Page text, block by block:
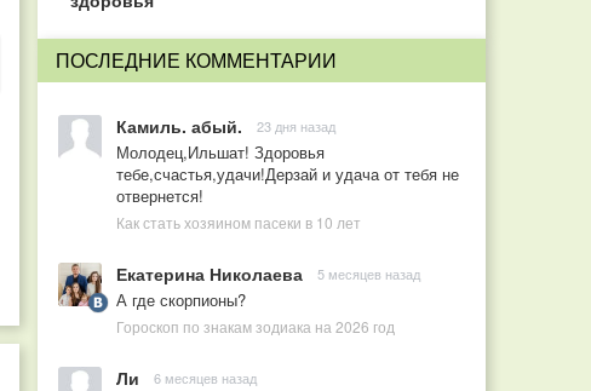
ПОСЛЕДНИЕ КОММЕНТАРИИ
Камиль. абый. 23 дня назад
Молодец,Ильшат! Здоровья
тебе,счастья,удачи!Дерзай и удача от тебя не
отвернется!
Как стать хозяином пасеки в 10 лет
Екатерина Николаева 5 месяцев назад
А где скорпионы?
Гороскоп по знакам зодиака на 2026 год
Ли 6 месяцев назад